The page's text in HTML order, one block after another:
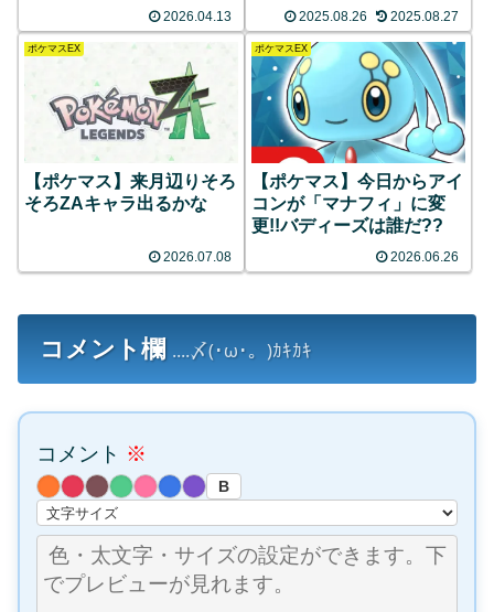
2026.04.13 2025.08.26 2025.08.27
ポケマスEX
【ポケマス】来月辺りそろ
そろZAキャラ出るかな
2026.07.08
ポケマスEX
【ポケマス】今日からアイ
コンが「マナフィ」に変
更!!バディーズは誰だ??
2026.06.26
コメント欄 ....〆(･ω･。)ｶｷｶｷ
コメント ※
B